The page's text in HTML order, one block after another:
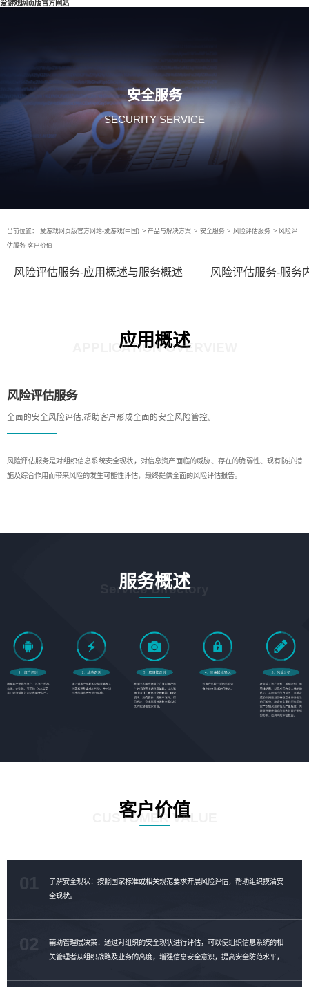
爱游戏网页版官方网站
安全服务
SECURITY SERVICE
当前位置： 爱游戏网页版官方网站-爱游戏(中国) > 产品与解决方案 > 安全服务 > 风险评估服务 > 风险评
估服务-客户价值
风险评估服务-应用概述与服务概述 风险评估服务-服务
应用概述
APPLICATION OVERVIEW
风险评估服务
全面的安全风险评估,帮助客户形成全面的安全风险管控。
风险评估服务是对组织信息系统安全现状，对信息资产面临的威胁、存在的脆弱性、现有防护措
施及综合作用而带来风险的发生可能性评估，最终提供全面的风险评估报告。
服务概述
Service Directory
客户价值
CUSTOMER VALUE
了解安全现状：按照国家标准或相关规范要求开展风险评估，帮助组织摸清安
全现状。
辅助管理层决策：通过对组织的安全现状进行评估，可以使组织信息系统的相
关管理者从组织战略及业务的高度，增强信息安全意识，提高安全防范水平，
02